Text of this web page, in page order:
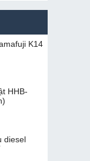
K14
HHB-
diesel